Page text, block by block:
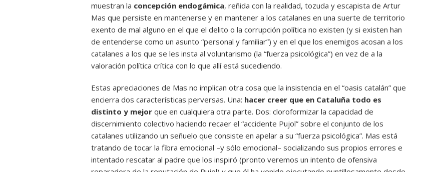
muestran la concepción endogámica, reñida con la realidad, tozuda y escapista de Artur
Mas que persiste en mantenerse y en mantener a los catalanes en una suerte de territorio
exento de mal alguno en el que el delito o la corrupción política no existen (y si existen han
de entenderse como un asunto “personal y familiar”) y en el que los enemigos acosan a los
catalanes a los que se les insta al voluntarismo (la “fuerza psicológica”) en vez de a la
valoración política crítica con lo que allí está sucediendo.
Estas apreciaciones de Mas no implican otra cosa que la insistencia en el “oasis catalán” que
encierra dos características perversas. Una: hacer creer que en Cataluña todo es
distinto y mejor que en cualquiera otra parte. Dos: cloroformizar la capacidad de
discernimiento colectivo haciendo recaer el “accidente Pujol” sobre el conjunto de los
catalanes utilizando un señuelo que consiste en apelar a su “fuerza psicológica”. Mas está
tratando de tocar la fibra emocional –y sólo emocional– socializando sus propios errores e
intentado rescatar al padre que los inspiró (pronto veremos un intento de ofensiva